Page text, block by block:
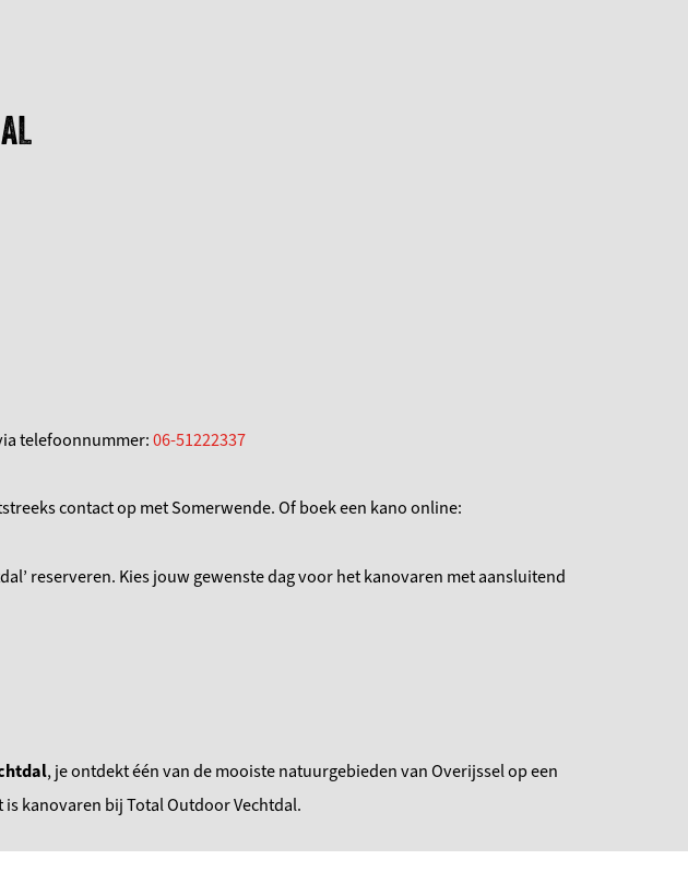
telefoonnummer:06-51222337
contact op met Somerwende. Of boek een kano online:
reserveren. Kies jouw gewenste dag voor het kanovaren met aansluitend
, je ontdekt één van de mooiste natuurgebieden van Overijssel op een
kanovaren bij Total Outdoor Vechtdal.